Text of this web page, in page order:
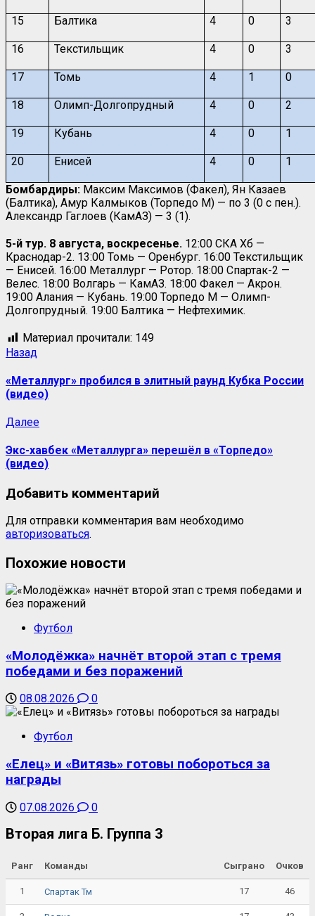
15 Балтика 4 0 3
16 Текстильщик 4 0 3
17 Томь 4 1 0
18 Олимп-Долгопрудный 4 0 2
19 Кубань 4 0 1
20 Енисей 4 0 1
Бомбардиры: Максим Максимов (Факел), Ян Казаев
(Балтика), Амур Калмыков (Торпедо М) — по 3 (0 с пен.).
Александр Гаглоев (КамАЗ) — 3 (1).
5-й тур. 8 августа, воскресенье. 12:00 СКА Хб —
Краснодар-2. 13:00 Томь — Оренбург. 16:00 Текстильщик
— Енисей. 16:00 Металлург — Ротор. 18:00 Спартак-2 —
Велес. 18:00 Волгарь — КамАЗ. 18:00 Факел — Акрон.
19:00 Алания — Кубань. 19:00 Торпедо М — Олимп-
Долгопрудный. 19:00 Балтика — Нефтехимик.
Материал прочитали: 149
Назад
«Металлург» пробился в элитный раунд Кубка России
(видео)
Далее
Экс-хавбек «Металлурга» перешёл в «Торпедо»
(видео)
Добавить комментарий
Для отправки комментария вам необходимо
авторизоваться.
Похожие новости
Футбол
«Молодёжка» начнёт второй этап с тремя
победами и без поражений
08.08.2026 0
Футбол
«Елец» и «Витязь» готовы побороться за
награды
07.08.2026 0
Вторая лига Б. Группа 3
Ранг Команды Сыграно Очков
1 Спартак Тм 17 46